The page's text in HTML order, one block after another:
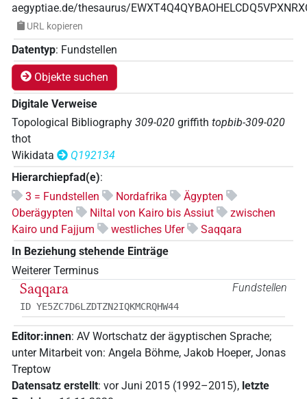
aegyptiae.de/thesaurus/
URL kopieren
Datentyp: Fundstellen
Objekte suchen
Digitale Verweise
Topological Bibliography 309-020 griffith topbib-309-020
thot
Wikidata
Q192134
Hierarchiepfad(e):
3 = Fundstellen
Nordafrika
Ägypten
Oberägypten
Niltal von Kairo bis Assiut
zwischen
Kairo und Fajjum
westliches Ufer
Saqqara
In Beziehung stehende Einträge
Weiterer Terminus
Fundstellen
Saqqara
ID YE5ZC7D6LZDTZN2IQKMCRQHW44
Editor:innen: AV Wortschatz der ägyptischen Sprache;
unter Mitarbeit von: Angela Böhme, Jakob Hoeper, Jonas
Treptow
Datensatz erstellt: vor Juni 2015 (1992–2015), letzte